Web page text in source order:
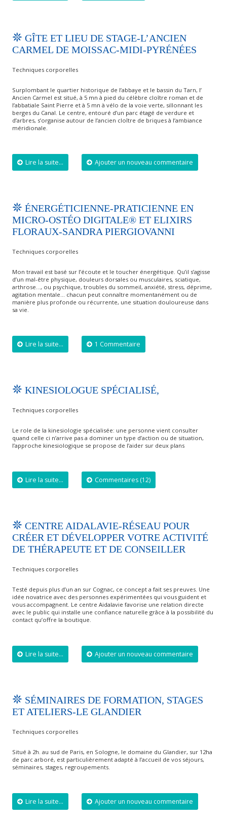
GÎTE ET LIEU DE STAGE-L’ANCIEN
CARMEL DE MOISSAC-MIDI-PYRÉNÉES
Techniques corporelles
Surplombant le quartier historique de l’abbaye et le bassin du Tarn, l’
Ancien Carmel est situé, à 5 mn à pied du célèbre cloître roman et de
l’abbatiale Saint Pierre et à 5 mn à vélo de la voie verte, sillonnant les
berges du Canal. Le centre, entouré d’un parc étagé de verdure et
d’arbres, s’organise autour de l’ancien cloître de briques à l’ambiance
méridionale.
Lire la suite... Ajouter un nouveau commentaire
ÉNERGÉTICIENNE-PRATICIENNE EN
MICRO-OSTÉO DIGITALE® ET ELIXIRS
FLORAUX-SANDRA PIERGIOVANNI
Techniques corporelles
Mon travail est basé sur l’écoute et le toucher énergétique. Qu’il s’agisse
d’un mal-être physique, douleurs dorsales ou musculaires, sciatique,
arthrose…, ou psychique, troubles du sommeil, anxiété, stress, déprime,
agitation mentale… chacun peut connaître momentanément ou de
manière plus profonde ou récurrente, une situation douloureuse dans
sa vie.
Lire la suite... 1 Commentaire
KINESIOLOGUE SPÉCIALISÉ,
Techniques corporelles
Le role de la kinesiologie spécialisée: une personne vient consulter
quand celle ci n’arrive pas a dominer un type d’action ou de situation,
l’approche kinesiologique se propose de l’aider sur deux plans
Lire la suite... Commentaires (12)
CENTRE AIDALAVIE-RÉSEAU POUR
CRÉER ET DÉVELOPPER VOTRE ACTIVITÉ
DE THÉRAPEUTE ET DE CONSEILLER
Techniques corporelles
Testé depuis plus d’un an sur Cognac, ce concept a fait ses preuves. Une
idée novatrice avec des personnes expérimentées qui vous guident et
vous accompagnent. Le centre Aidalavie favorise une relation directe
avec le public qui installe une confiance naturelle grâce à la possibilité du
contact qu’offre la boutique.
Lire la suite... Ajouter un nouveau commentaire
SÉMINAIRES DE FORMATION, STAGES
ET ATELIERS-LE GLANDIER
Techniques corporelles
Situé à 2h. au sud de Paris, en Sologne, le domaine du Glandier, sur 12ha
de parc arboré, est particulièrement adapté à l’accueil de vos séjours,
séminaires, stages, regroupements.
Lire la suite... Ajouter un nouveau commentaire